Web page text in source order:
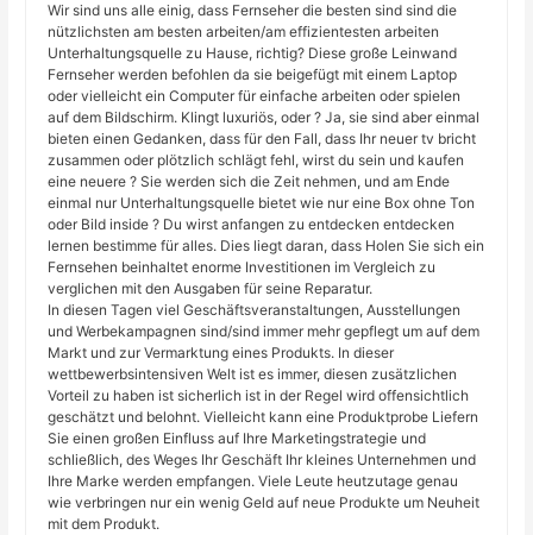
Wir sind uns alle einig, dass Fernseher die besten sind sind die
nützlichsten am besten arbeiten/am effizientesten arbeiten
Unterhaltungsquelle zu Hause, richtig? Diese große Leinwand
Fernseher werden befohlen da sie beigefügt mit einem Laptop
oder vielleicht ein Computer für einfache arbeiten oder spielen
auf dem Bildschirm. Klingt luxuriös, oder ? Ja, sie sind aber einmal
bieten einen Gedanken, dass für den Fall, dass Ihr neuer tv bricht
zusammen oder plötzlich schlägt fehl, wirst du sein und kaufen
eine neuere ? Sie werden sich die Zeit nehmen, und am Ende
einmal nur Unterhaltungsquelle bietet wie nur eine Box ohne Ton
oder Bild inside ? Du wirst anfangen zu entdecken entdecken
lernen bestimme für alles. Dies liegt daran, dass Holen Sie sich ein
Fernsehen beinhaltet enorme Investitionen im Vergleich zu
verglichen mit den Ausgaben für seine Reparatur.
In diesen Tagen viel Geschäftsveranstaltungen, Ausstellungen
und Werbekampagnen sind/sind immer mehr gepflegt um auf dem
Markt und zur Vermarktung eines Produkts. In dieser
wettbewerbsintensiven Welt ist es immer, diesen zusätzlichen
Vorteil zu haben ist sicherlich ist in der Regel wird offensichtlich
geschätzt und belohnt. Vielleicht kann eine Produktprobe Liefern
Sie einen großen Einfluss auf Ihre Marketingstrategie und
schließlich, des Weges Ihr Geschäft Ihr kleines Unternehmen und
Ihre Marke werden empfangen. Viele Leute heutzutage genau
wie verbringen nur ein wenig Geld auf neue Produkte um Neuheit
mit dem Produkt.